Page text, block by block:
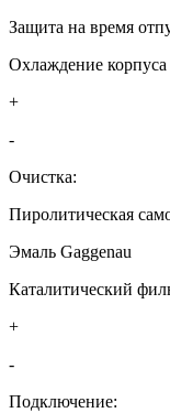
Защита на время
Охлаждение
+
-
Очистка:
Пиролитическая
Эмаль Gaggenau
Каталитический
+
-
Подключение: